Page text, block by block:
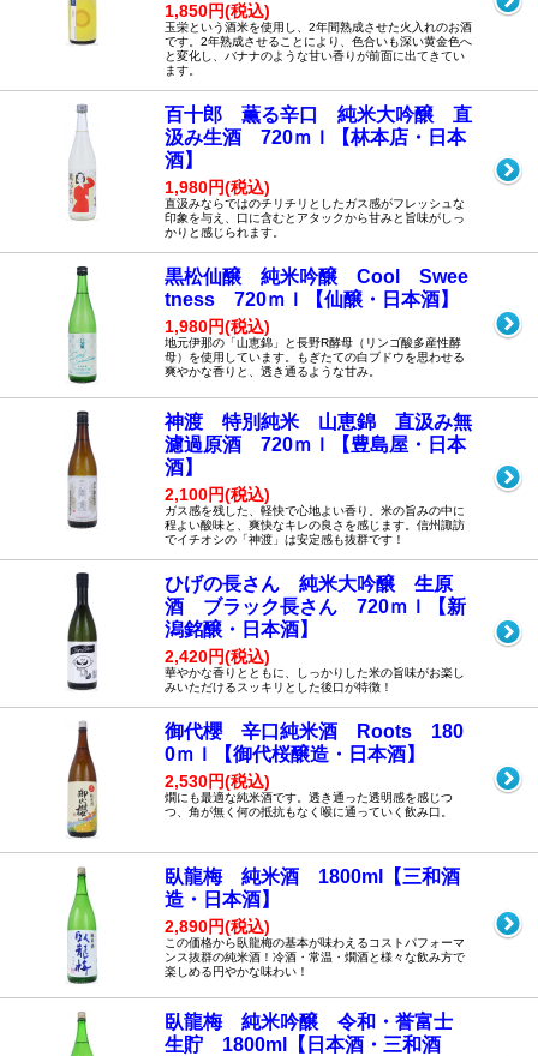
1,850円(税込)
玉栄という酒米を使用し、2年間熟成させた火入れのお酒
です。2年熟成させることにより、色合いも深い黄金色へ
と変化し、バナナのような甘い香りが前面に出てきてい
ます。
百十郎 薫る辛口 純米大吟醸 直
汲み生酒 720ｍｌ【林本店・日本
酒】
1,980円(税込)
直汲みならではのチリチリとしたガス感がフレッシュな
印象を与え、口に含むとアタックから甘みと旨味がしっ
かりと感じられます。
黒松仙醸 純米吟醸 Cool Swee
tness 720ｍｌ【仙醸・日本酒】
1,980円(税込)
地元伊那の「山恵錦」と長野R酵母（リンゴ酸多産性酵
母）を使用しています。もぎたての白ブドウを思わせる
爽やかな香りと、透き通るような甘み。
神渡 特別純米 山恵錦 直汲み無
濾過原酒 720ｍｌ【豊島屋・日本
酒】
2,100円(税込)
ガス感を残した、軽快で心地よい香り。米の旨みの中に
程よい酸味と、爽快なキレの良さを感じます。信州諏訪
でイチオシの「神渡」は安定感も抜群です！
ひげの長さん 純米大吟醸 生原
酒 ブラック長さん 720ｍｌ【新
潟銘醸・日本酒】
2,420円(税込)
華やかな香りとともに、しっかりした米の旨味がお楽し
みいただけるスッキリとした後口が特徴！
御代櫻 辛口純米酒 Roots 180
0ｍｌ【御代桜醸造・日本酒】
2,530円(税込)
燗にも最適な純米酒です。透き通った透明感を感じつ
つ、角が無く何の抵抗もなく喉に通っていく飲み口。
臥龍梅 純米酒 1800ml【三和酒
造・日本酒】
2,890円(税込)
この価格から臥龍梅の基本が味わえるコストパフォーマ
ンス抜群の純米酒！冷酒・常温・燗酒と様々な飲み方で
楽しめる円やかな味わい！
臥龍梅 純米吟醸 令和・誉富士
生貯 1800ml【日本酒・三和酒